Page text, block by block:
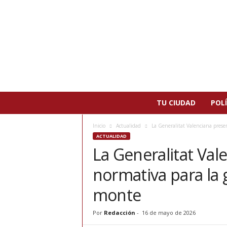
TU CIUDAD
Inicio Actualidad La Generalitat Valenciana
ACTUALIDAD
La Generalitat
normativa para la
monte
Por Redacción - 16 de mayo de 2026